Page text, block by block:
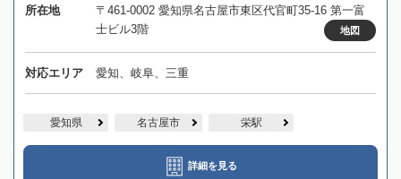
所在地
〒461-0002 愛知県名古屋市東区代官町35-16 第一富
士ビル3階
地図
対応エリア 愛知、岐阜、三重
愛知県 名古屋市 栄駅
詳細を見る